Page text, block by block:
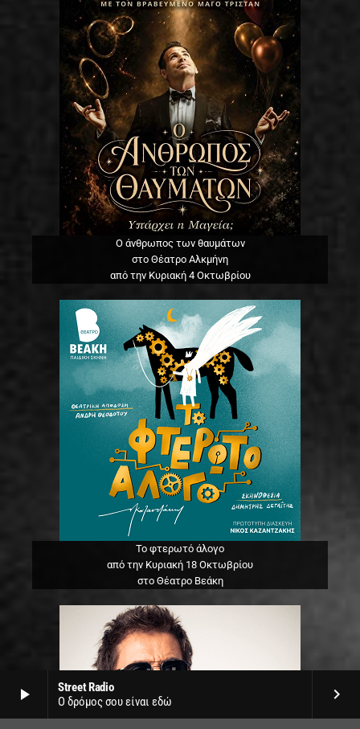
play_arrow
Street Radio
Ο δρόμος σου είναι εδώ
keyboard_arrow_right
Ο άνθρωπος των θαυμάτων
στο Θέατρο Αλκμήνη
από την Κυριακή 4 Οκτωβρίου
Το φτερωτό άλογο
από την Κυριακή 18 Οκτωβρίου
στο Θέατρο Βεάκη